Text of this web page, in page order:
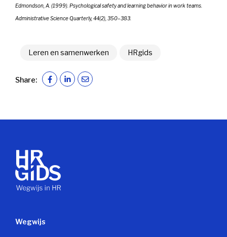
Edmondson, A. (1999). Psychological safety and learning behavior in work teams.
Administrative Science Quarterly, 44(2), 350–383.
Leren en samenwerken HRgids
Share:
Wegwijs